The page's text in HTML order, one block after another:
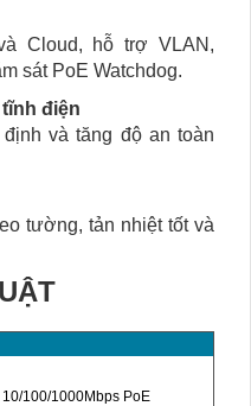
Cloud, hỗ trợ VLAN,
sát PoE Watchdog.
điện
và tăng độ an toàn
tường, tản nhiệt tốt và
100/1000Mbps PoE